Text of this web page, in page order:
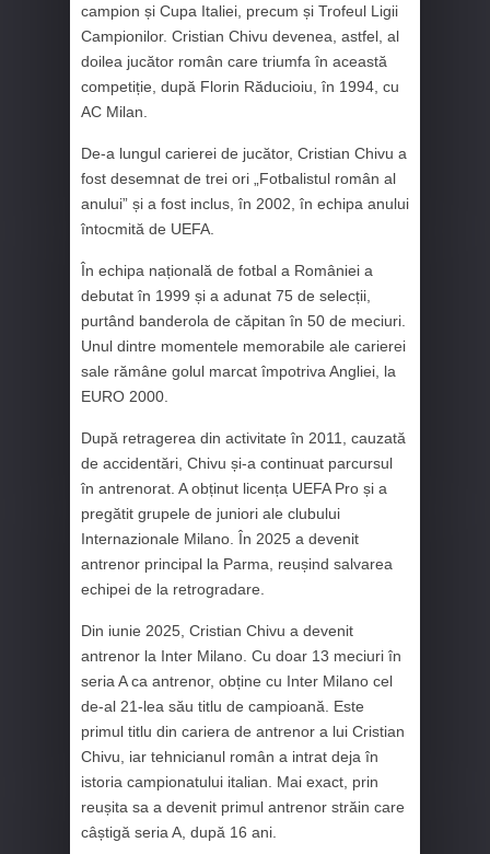
campion și Cupa Italiei, precum și Trofeul Ligii
Campionilor. Cristian Chivu devenea, astfel, al
doilea jucător român care triumfa în această
competiție, după Florin Răducioiu, în 1994, cu
AC Milan.
De-a lungul carierei de jucător, Cristian Chivu a
fost desemnat de trei ori „Fotbalistul român al
anului” și a fost inclus, în 2002, în echipa anului
întocmită de UEFA.
În echipa națională de fotbal a României a
debutat în 1999 și a adunat 75 de selecții,
purtând banderola de căpitan în 50 de meciuri.
Unul dintre momentele memorabile ale carierei
sale rămâne golul marcat împotriva Angliei, la
EURO 2000.
După retragerea din activitate în 2011, cauzată
de accidentări, Chivu și-a continuat parcursul
în antrenorat. A obținut licența UEFA Pro și a
pregătit grupele de juniori ale clubului
Internazionale Milano. În 2025 a devenit
antrenor principal la Parma, reușind salvarea
echipei de la retrogradare.
Din iunie 2025, Cristian Chivu a devenit
antrenor la Inter Milano. Cu doar 13 meciuri în
seria A ca antrenor, obține cu Inter Milano cel
de-al 21-lea său titlu de campioană. Este
primul titlu din cariera de antrenor a lui Cristian
Chivu, iar tehnicianul român a intrat deja în
istoria campionatului italian. Mai exact, prin
reușita sa a devenit primul antrenor străin care
câștigă seria A, după 16 ani.